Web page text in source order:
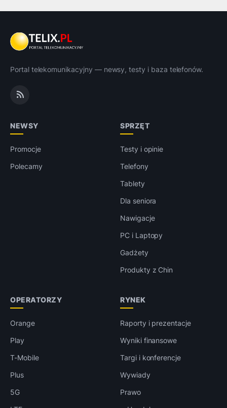
Portal telekomunikacyjny — newsy, testy i baza telefonów.
NEWSY
Promocje
Polecamy
SPRZĘT
Testy i opinie
Telefony
Tablety
Dla seniora
Nawigacje
PC i Laptopy
Gadżety
Produkty z Chin
OPERATORZY
Orange
Play
T-Mobile
Plus
5G
RYNEK
Raporty i prezentacje
Wyniki finansowe
Targi i konferencje
Wywiady
Prawo